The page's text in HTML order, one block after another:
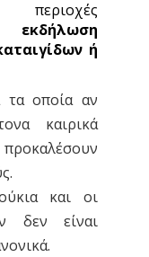
εκδήλωση
ή
τα οποία αν
καιρικά
και οι
δεν είναι